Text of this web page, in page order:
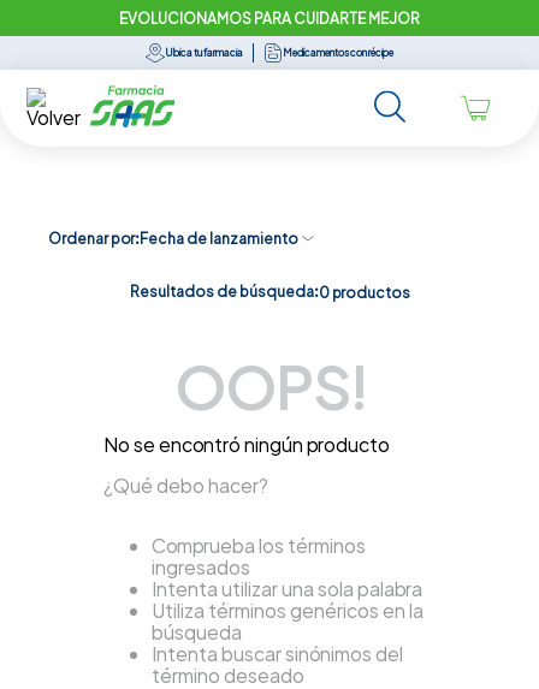
EVOLUCIONAMOS PARA CUIDARTE MEJOR
Ubica tu farmacia Medicamentos con récipe
Ordenar por Fecha de lanzamiento
Resultados de búsqueda:0 productos
OOPS!
No se encontró ningún producto
¿Qué debo hacer?
Comprueba los términos
ingresados
Intenta utilizar una sola palabra
Utiliza términos genéricos en la
búsqueda
Intenta buscar sinónimos del
término deseado